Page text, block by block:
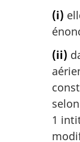
(i)
(ii)
1